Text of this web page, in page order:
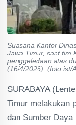
Suasana Kantor
Jawa Timur, saat tim
penggeledaan atas
(16/4/2026). (foto:ist/
SURABAYA
Timur melakukan
dan Sumber